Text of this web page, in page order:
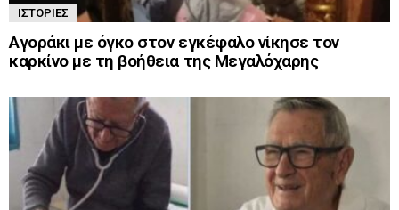
ΙΣΤΟΡΊΕΣ
Αγοράκι με όγκο στον εγκέφαλο νίκησε τον
καρκίνο με τη βοήθεια της Μεγαλόχαρης